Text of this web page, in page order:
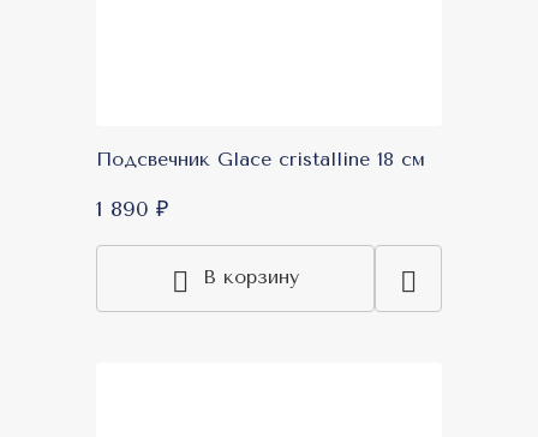
Подсвечник Glace cristalline 18 см
1 890 ₽
В корзину